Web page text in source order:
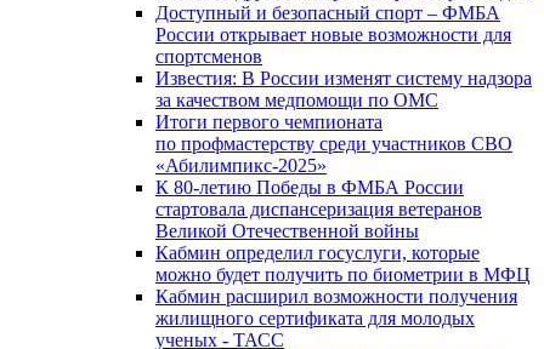
Доступный и безопасный спорт – ФМБА
России открывает новые возможности для
спортсменов
Известия: В России изменят систему надзора
за качеством медпомощи по ОМС
Итоги первого чемпионата
по профмастерству среди участников СВО
«Абилимпикс-2025»
К 80-летию Победы в ФМБА России
стартовала диспансеризация ветеранов
Великой Отечественной войны
Кабмин определил госуслуги, которые
можно будет получить по биометрии в МФЦ
Кабмин расширил возможности получения
жилищного сертификата для молодых
ученых - ТАСС